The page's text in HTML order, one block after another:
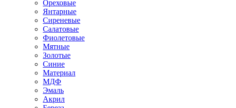
Ореховые
Янтарные
Сиреневые
Салатовые
Фиолетовые
Мятные
Золотые
Синие
Материал
МДФ
Эмаль
Акрил